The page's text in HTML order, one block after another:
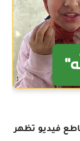
فيديو تظهر